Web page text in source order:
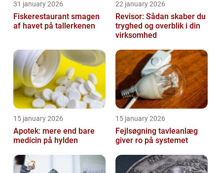
31 january 2026
Fiskerestaurant smagen
af havet på tallerkenen
22 january 2026
Revisor: Sådan skaber du
tryghed og overblik i din
virksomhed
15 january 2026
Apotek: mere end bare
medicin på hylden
15 january 2026
Fejlsøgning tavleanlæg
giver ro på systemet